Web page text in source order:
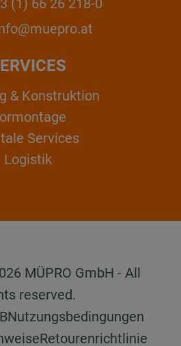
(1) 66 26 218-0
& Konstruktion
Services
Logistik
MÜPRO GmbH - All
reserved.
Nutzungsbedingungen
Retourenrichtlinie